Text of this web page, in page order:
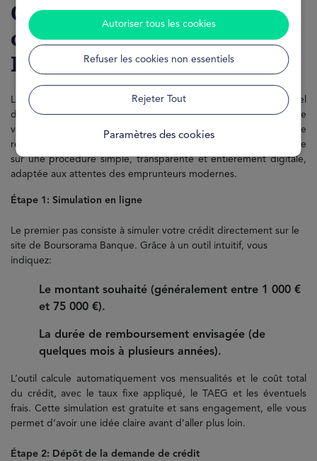
Autoriser tous les cookies
Refuser les cookies non essentiels
Rejeter Tout
Paramètres des cookies
Comment fonctionne le
crédit consommation
Boursorama?
Le crédit consommation Boursorama est un prêt personnel
destiné à financer vos projets du quotidien, comme l’achat d’une
voiture, la réalisation de travaux, un voyage ou encore le
regroupement de plusieurs crédits. Son fonctionnement repose
sur une procédure simple, transparente et entièrement digitale,
adaptée aux attentes des emprunteurs modernes.
Étape 1: Simulation en ligne
Le premier pas consiste à simuler votre crédit directement sur le
site de Boursorama Banque. Grâce à un outil intuitif, vous
indiquez:
Le montant souhaité (généralement entre 1 000 €
et 75 000 €).
La durée de remboursement envisagée (de
quelques mois à plusieurs années).
L’outil calcule automatiquement vos mensualités et le coût total
du crédit, avec le taux fixe appliqué, le TAEG et les éventuels
frais. Cette simulation est gratuite et sans engagement, elle vous
permet d’avoir une idée claire avant d’aller plus loin.
Étape 2: Dépôt de la demande de crédit